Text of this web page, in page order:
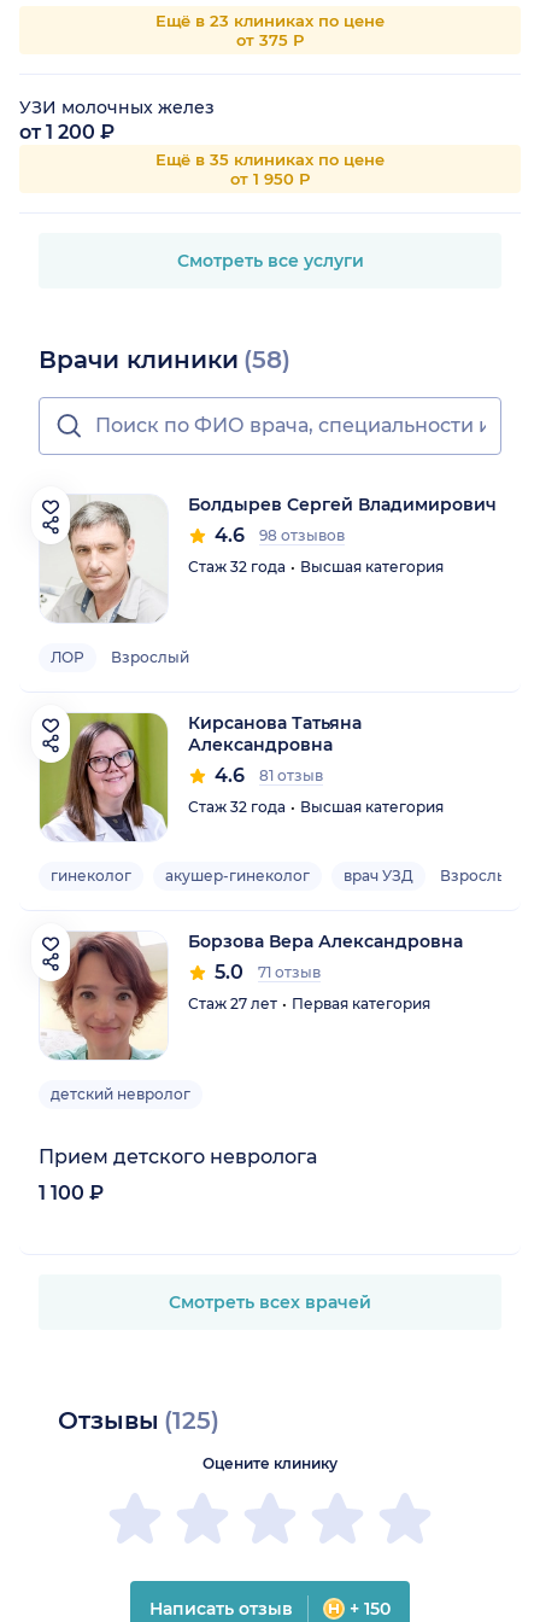
Ещё в 23 клиниках по цене
от 375 Р
УЗИ молочных желез
от 1 200 ₽
Ещё в 35 клиниках по цене
от 1 950 Р
Смотреть все услуги
Врачи клиники (58)
Болдырев Сергей Владимирович
4.6
98 отзывов
Стаж 32 года
Высшая категория
ЛОР Взрослый
Кирсанова Татьяна
Александровна
4.6
81 отзыв
Стаж 32 года
Высшая категория
гинеколог акушер-гинеколог врач УЗД Взрослый
Борзова Вера Александровна
5.0
71 отзыв
Стаж 27 лет
Первая категория
детский невролог
Прием детского невролога
1 100 ₽
Смотреть всех врачей
Отзывы (125)
Оцените клинику
Написать отзыв + 150